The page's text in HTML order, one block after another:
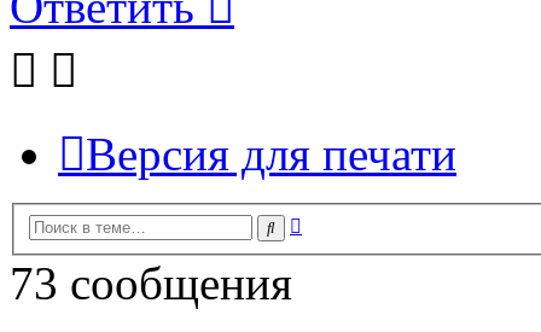
Версия для печати
Поиск
73 сообщения